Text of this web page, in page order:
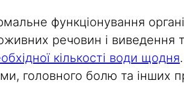
функціонування
речовин і виведення
кількості води щодня
головного болю та інших